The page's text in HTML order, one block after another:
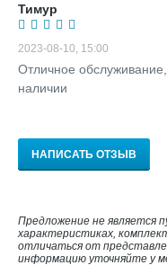
Тимур
2023-08-10, 15:00
Отличное
наличии
НАПИСАТЬ ОТЗЫВ
Предложение не является
характеристиках,
отличаться от
информацию уточняйте у